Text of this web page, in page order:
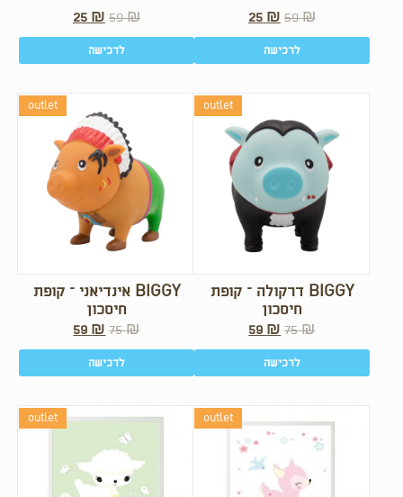
59₪
25 ₪
לרכישה
59₪
25 ₪
לרכישה
outlet
BIGGY אינדיאני – קופת
חיסכון
75₪
59 ₪
לרכישה
outlet
BIGGY דרקולה – קופת
חיסכון
75₪
59 ₪
לרכישה
outlet outlet